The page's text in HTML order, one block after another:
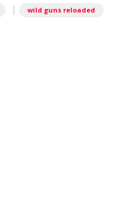
| wild guns reloaded